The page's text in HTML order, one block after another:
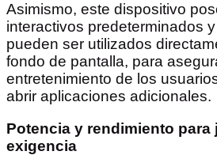
Asimismo, este dispositivo
interactivos predeterminados
pueden ser utilizados
fondo de pantalla, para
entretenimiento de los
abrir aplicaciones adicionales.
Potencia y rendimiento para
exigencia